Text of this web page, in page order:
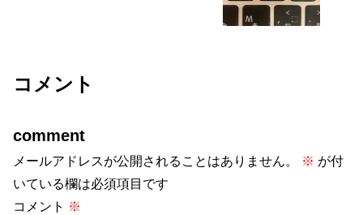
コメント
comment
メールアドレスが公開されることはありません。 ※ が付
いている欄は必須項目です
コメント ※